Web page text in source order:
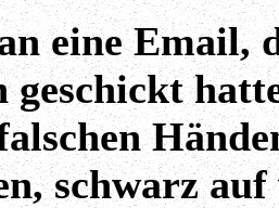
eine Email,
geschickt
schwarz